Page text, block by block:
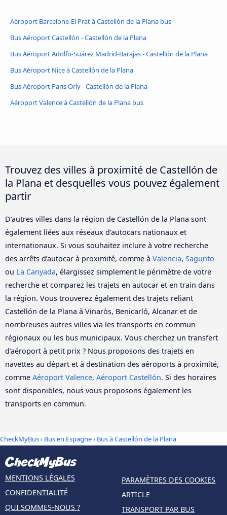
Aéroport Barcelone-El Prat à Castellón de la Plana bus
Bus Aéroport Castellón - Castellón de la Plana
Bus Aéroport Adolfo-Suárez Madrid-Barajas - Castellón de la Plana
Bus Aéroport Nice à Castellón de la Plana
Bus Aéroport Paris Orly - Castellón de la Plana
Aéroport Valence à Castellón de la Plana bus
Trouvez des villes à proximité de Castellón de
la Plana et desquelles vous pouvez également
partir
D‘autres villes dans la région de Castellón de la Plana sont
également liées aux réseaux d‘autocars nationaux et
internationaux. Si vous souhaitez inclure à votre recherche
des arrêts d’autocar à proximité, comme à Valencia, Sagunto
ou La Canyada, élargissez simplement le périmètre de votre
recherche et comparez les trajets en autocar et en train dans
la région. Vous trouverez également des trajets reliant
Castellón de la Plana à Vinaròs, Benicarló, Alcanar et de
nombreuses autres villes via les transports en commun
régionaux ou les bus municipaux. Vous cherchez un transfert
d’aéroport à petit prix ? Nous proposons des trajets en
navettes au départ et à destination des aéroports à proximité,
comme Aéroport Valence, Aéroport Castellón. Si des horaires
sont disponibles, nous vous proposons également les
transports en commun.
CheckMyBus› Bus en Espagne› Bus à Castellón de la Plana
MENTIONS LÉGALES
CONFIDENTIALITÉ
QUI SOMMES-NOUS ?
PARAMÈTRES DES COOKIES
ARTICLE
TRANSPORT PAR BUS